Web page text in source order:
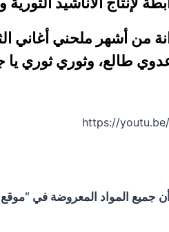
طالع، وثوري ثوري يا
https://
جميع المواد المعروضة في “موقع